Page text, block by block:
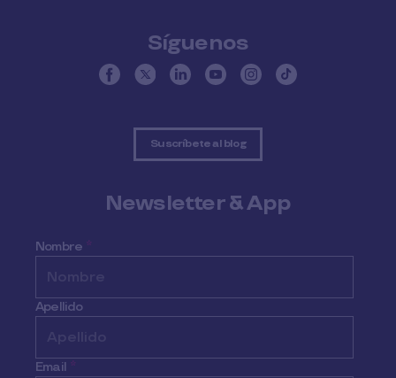
Síguenos
Suscríbete al blog
Newsletter & App
Nombre *
Apellido
Email *